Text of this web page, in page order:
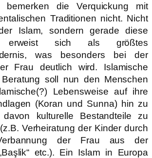
bemerken die Verquickung mit
Traditionen nicht. Nicht
Islam, sondern gerade diese
erweist sich als größtes
was besonders bei der
Frau deutlich wird. Islamische
soll nun den Menschen
Lebensweise auf ihre
(Koran und Sunna) hin zu
kulturelle Bestandteile zu
Verheiratung der Kinder durch
der Frau aus der
etc.). Ein Islam in Europa